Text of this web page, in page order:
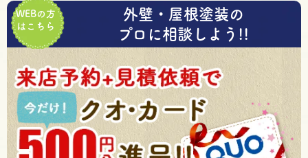
WEBの方
はこちら
外壁・屋根塗装の
プロに相談しよう!!